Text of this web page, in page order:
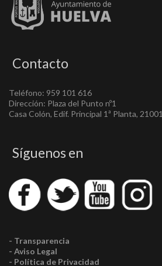
Contacto
Teléfono: 959 101 616
Dirección: Plaza del Punto nº1
Casa Colón, Edif. Principal 1ª Planta, 21001
Síguenos en
- Transparencia
- Aviso Legal
- Política de Privacidad